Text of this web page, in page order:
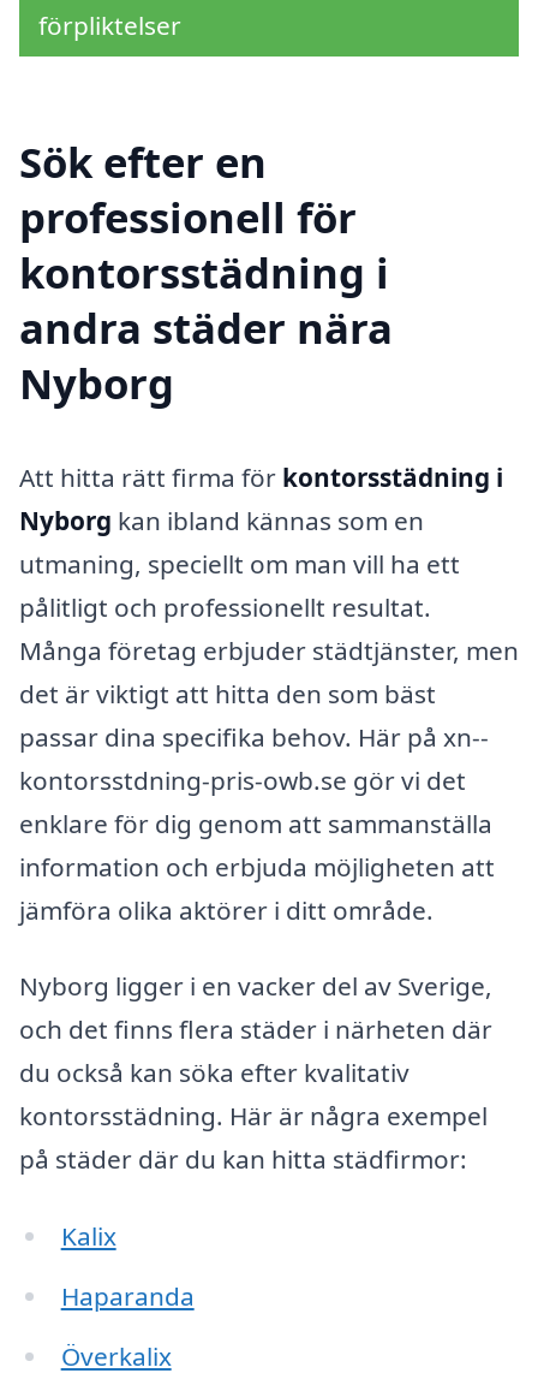
förpliktelser
Sök efter en
professionell för
kontorsstädning i
andra städer nära
Nyborg
Att hitta rätt firma för kontorsstädning i
Nyborg kan ibland kännas som en
utmaning, speciellt om man vill ha ett
pålitligt och professionellt resultat.
Många företag erbjuder städtjänster, men
det är viktigt att hitta den som bäst
passar dina specifika behov. Här på xn--
kontorsstdning-pris-owb.se gör vi det
enklare för dig genom att sammanställa
information och erbjuda möjligheten att
jämföra olika aktörer i ditt område.
Nyborg ligger i en vacker del av Sverige,
och det finns flera städer i närheten där
du också kan söka efter kvalitativ
kontorsstädning. Här är några exempel
på städer där du kan hitta städfirmor:
Kalix
Haparanda
Överkalix